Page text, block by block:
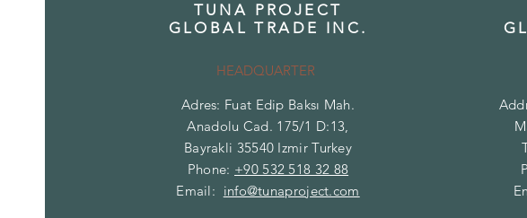
TUNA PROJECT
GLOBAL TRADE INC.
HEADQUARTER
Adres: Fuat Edip Baksı Mah.
Anadolu Cad. 175/1 D:13,
Bayrakli 35540 Izmir Turkey
Phone: +90 532 518 32 88
Email: info@tunaproject.com